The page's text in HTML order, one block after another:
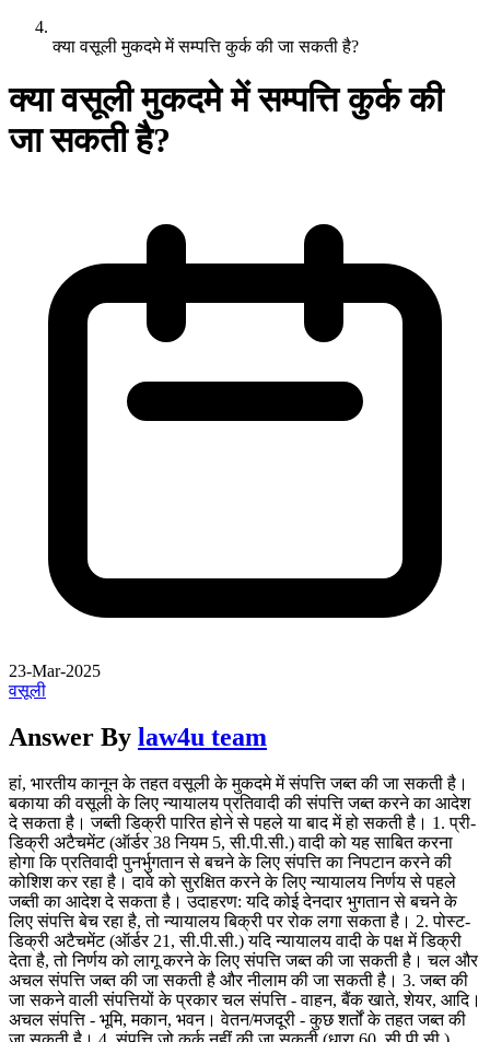
क्या वसूली मुकदमे में सम्पत्ति कुर्क की जा सकती है?
क्या वसूली मुकदमे में सम्पत्ति कुर्क की
जा सकती है?
23-Mar-2025
वसूली
Answer By law4u team
हां, भारतीय कानून के तहत वसूली के मुकदमे में संपत्ति जब्त की जा सकती है।
बकाया की वसूली के लिए न्यायालय प्रतिवादी की संपत्ति जब्त करने का आदेश
दे सकता है। जब्ती डिक्री पारित होने से पहले या बाद में हो सकती है। 1. प्री-
डिक्री अटैचमेंट (ऑर्डर 38 नियम 5, सी.पी.सी.) वादी को यह साबित करना
होगा कि प्रतिवादी पुनर्भुगतान से बचने के लिए संपत्ति का निपटान करने की
कोशिश कर रहा है। दावे को सुरक्षित करने के लिए न्यायालय निर्णय से पहले
जब्ती का आदेश दे सकता है। उदाहरण: यदि कोई देनदार भुगतान से बचने के
लिए संपत्ति बेच रहा है, तो न्यायालय बिक्री पर रोक लगा सकता है। 2. पोस्ट-
डिक्री अटैचमेंट (ऑर्डर 21, सी.पी.सी.) यदि न्यायालय वादी के पक्ष में डिक्री
देता है, तो निर्णय को लागू करने के लिए संपत्ति जब्त की जा सकती है। चल और
अचल संपत्ति जब्त की जा सकती है और नीलाम की जा सकती है। 3. जब्त की
जा सकने वाली संपत्तियों के प्रकार चल संपत्ति - वाहन, बैंक खाते, शेयर, आदि।
अचल संपत्ति - भूमि, मकान, भवन। वेतन/मजदूरी - कुछ शर्तों के तहत जब्त की